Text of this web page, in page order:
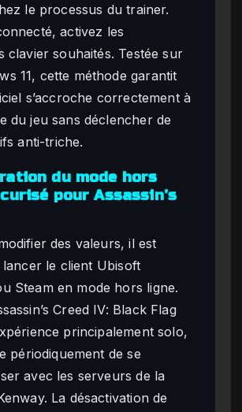
le processus du trainer.
activez les
clavier souhaités. Testée sur
11, cette méthode garantit
s’accroche correctement à
du jeu sans déclencher de
anti-triche.
du mode hors
pour Assassin’s
des valeurs, il est
le client Ubisoft
Steam en mode hors ligne.
Creed IV: Black Flag
principalement solo,
périodiquement de se
avec les serveurs de la
La désactivation de